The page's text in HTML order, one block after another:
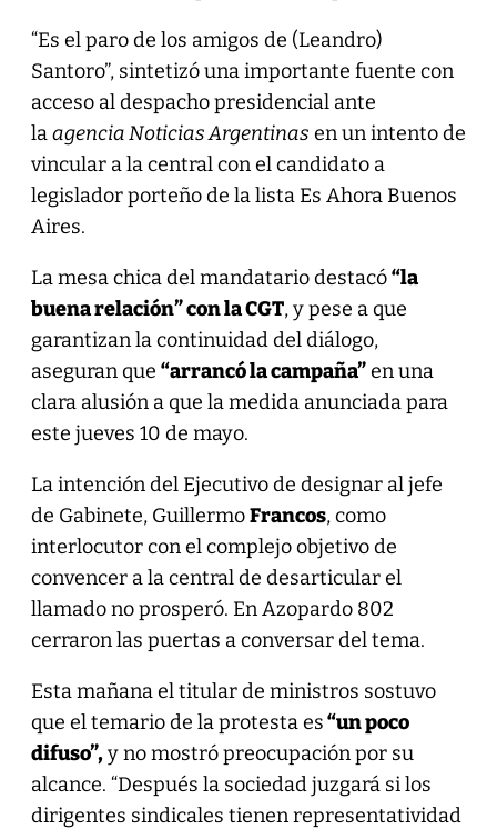
“Es el paro de los amigos de (Leandro)
Santoro”, sintetizó una importante fuente con
acceso al despacho presidencial ante
laagencia Noticias Argentinas en un intento de
vincular a la central con el candidato a
legislador porteño de la lista Es Ahora Buenos
Aires.
La mesa chica del mandatario destacó“la
buena relación” con la CGT, y pese a que
garantizan la continuidad del diálogo,
aseguran que “arrancó la campaña”en una
clara alusión a que la medida anunciada para
este jueves 10 de mayo.
La intención del Ejecutivo de designar al jefe
de Gabinete, GuillermoFrancos, como
interlocutor con el complejo objetivo de
convencer a la central de desarticular el
llamado no prosperó. En Azopardo 802
cerraron las puertas a conversar del tema.
Esta mañana el titular de ministros sostuvo
que el temario de la protesta es“un poco
difuso”,y no mostró preocupación por su
alcance. “Después la sociedad juzgará si los
dirigentes sindicales tienen representatividad